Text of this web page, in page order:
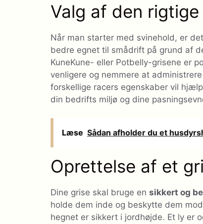
Valg af den
Når man starter med svinehold, er
bedre egnet til smådrift på grund af
KuneKune- eller Potbelly-grisene er
venligere og nemmere at
forskellige racers egenskaber vil
din bedrifts miljø og dine
Læse Sådan afholder du et
Oprettelse af et
Dine grise skal bruge en sikkert og
holde dem inde og beskytte dem
hegnet er sikkert i jordhøjde. Et ly er